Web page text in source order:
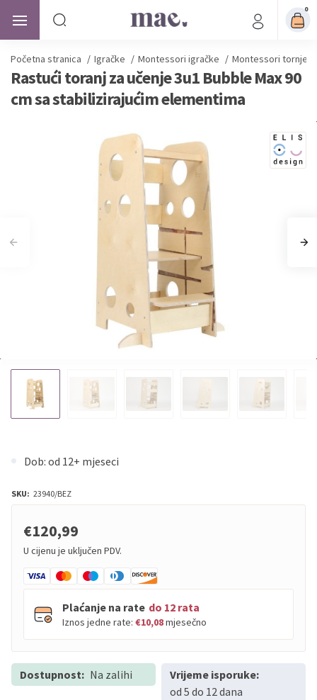
0
Početna stranica / Igračke / Montessori igračke / Montessori tornjevi
Rastući toranj za učenje 3u1 Bubble Max 90
cm sa stabilizirajućim elementima
Dob: od 12+ mjeseci
SKU: 23940/BEZ
€120,99
U cijenu je uključen PDV.
Plaćanje na rate do 12 rata
Iznos jedne rate: €10,08mjesečno
PBZ do12
Visa Premium do
Dostupnost: Na zalihi
Vrijeme isporuke:
od 5 do 12 dana